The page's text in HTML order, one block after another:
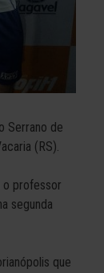
Serrano de
(RS).
o professor
segunda
que